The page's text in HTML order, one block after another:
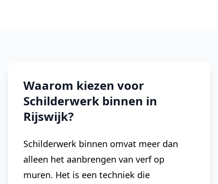
Waarom kiezen voor
Schilderwerk binnen in
Rijswijk?
Schilderwerk binnen omvat meer dan
alleen het aanbrengen van verf op
muren. Het is een techniek die